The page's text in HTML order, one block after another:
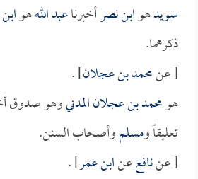
سويدهوابن نصرأخبرناعبد اللههو
ذكرهما.
[ عنمحمد بن عجلان] .
هومحمد بن عجلان المدنيوهو صدوق
تعليقاً ومسلموأصحاب السنن.
[ عننافععنابن عمر] .